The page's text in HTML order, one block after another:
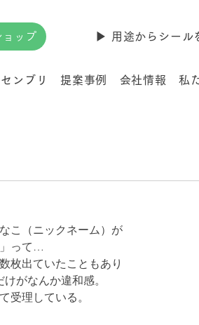
ョップ ▶︎ 用途からシール
ンブリ 提案事例 会社情報 私
こ（ニックネーム）が
って…
枚出ていたこともあり
がなんか違和感。
受理している。